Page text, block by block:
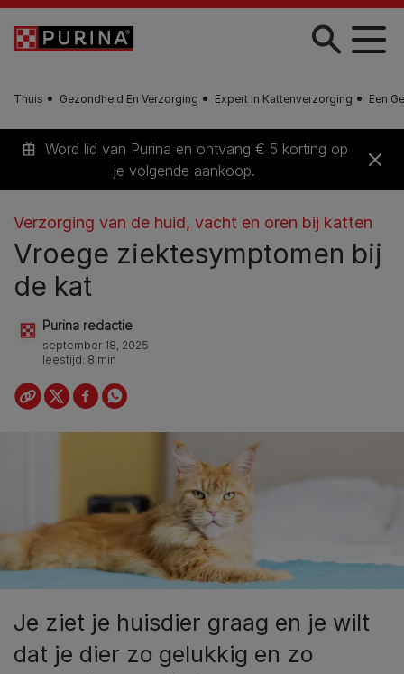
Skip to main content
Thuis Gezondheid En Verzorging Expert In Kattenverzorging Een
Word lid van Purina en ontvang € 5 korting op
je volgende aankoop.
Verzorging van de huid, vacht en oren bij katten
Vroege ziektesymptomen bij
de kat
Purina redactie
september 18, 2025
leestijd: 8 min
Je ziet je huisdier graag en je wilt
dat je dier zo gelukkig en zo